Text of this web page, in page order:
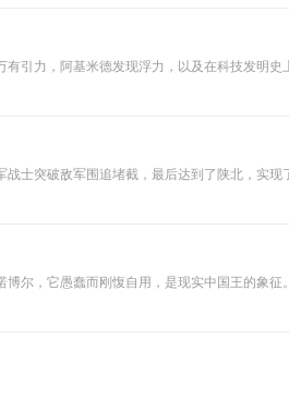
力，阿基米德发现浮力，以及在科技发明史
动手做栏目，让读者在此基础上进行操作实践。
突破敌军围追堵截，最后达到了陕北，实现
尔，它愚蠢而刚愎自用，是现实中国王的象征。